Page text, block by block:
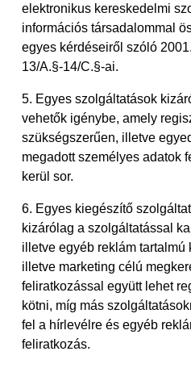
elektronikus kereskedelmi
információs társadalommal
egyes kérdéseiről szóló
13/A.§-14/C.§-ai.
5. Egyes szolgáltatások
vehetők igénybe, amely
szükségszerűen, illetve
megadott személyes adatok
kerül sor.
6. Egyes kiegészítő
kizárólag a szolgáltatással
illetve egyéb reklám tartalmú
illetve marketing célú
feliratkozással együtt lehet
kötni, míg más
fel a hírlevélre és egyéb
feliratkozás.